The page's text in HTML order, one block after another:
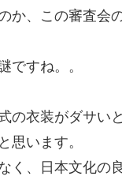
か、この審査会
ですね。。
の衣装がダサい
思います。
く、日本文化の